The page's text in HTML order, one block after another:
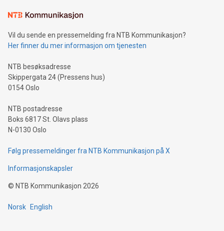
Vil du sende en pressemelding fra NTB Kommunikasjon?
Her finner du mer informasjon om tjenesten
NTB besøksadresse
Skippergata 24 (Pressens hus)
0154 Oslo
NTB postadresse
Boks 6817 St. Olavs plass
N-0130 Oslo
Følg pressemeldinger fra NTB Kommunikasjon på X
Informasjonskapsler
© NTB Kommunikasjon 2026
Norsk English